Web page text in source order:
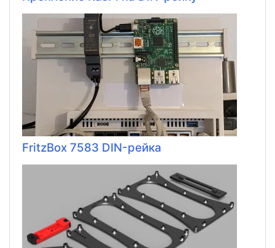
FritzBox 7583 DIN-рейка